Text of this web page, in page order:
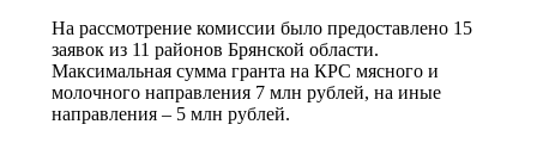
На рассмотрение комиссии было предоставлено 15
заявок из 11 районов Брянской области.
Максимальная сумма гранта на КРС мясного и
молочного направления 7 млн рублей, на иные
направления – 5 млн рублей.